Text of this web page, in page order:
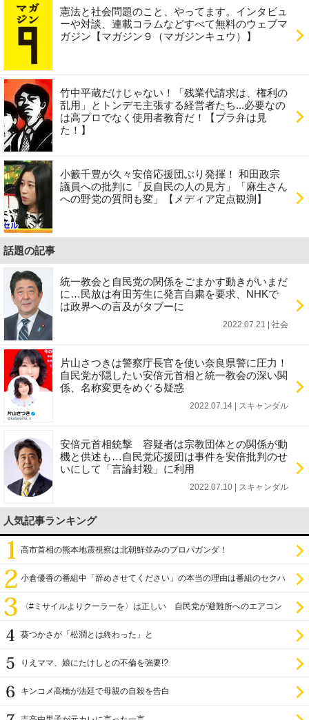
憲法と社会問題のこと、やってます。インタビュ
ーや対談、連載コラムなどすべて無料のウェブマ
ガジン【マガジン９（マガジンキュウ）】
竹中平蔵だけじゃない！「残業代請求は、権利の
乱用」とトンデモ主張する経営者たち...必要なの
は高プロでなく使用者教育だ！【ブラ弁は見
た！】
小籔千豊が久々安倍応援団ぶり発揮！ 和田政宗
議員への批判に「反自民の人の見方」「麻生さん
への野党の質問も変」【メディア定点観測】
話題の記事
統一教会と自民党の関係をごまかす動きがいまだ
に…民放は有田芳生に発言自粛を要求、NHKで
は政界への言及がタブーに
2022.07.21 | 社会
片山さつきは警察庁長官を使い奈良県警に圧力！
自民党が隠したい安倍元首相と統一教会の深い関
係、名称変更をめぐる疑惑
2022.07.14 | スキャンダル
安倍元首相銃撃 容疑者は宗教団体との関係が動
機と供述も…自民党応援団は事件を安倍批判のせ
いにして「言論封殺」に利用
2022.07.10 | スキャンダル
人気記事ランキング
高市首相の熊本地震視察は北朝鮮並みのプロパガンダ！
小倉優香の番組中「辞めさせてください」の本当の理由は番組のセクハ
〈#ミサイルよりクーラーを〉は正しい 自民党が避難所へのエアコン
葵つかさが「松潤とは終わった」と
りえママ、娘にたけしとの不倫を強要!?
キンコメ高橋が法廷で母親の自殺を告白